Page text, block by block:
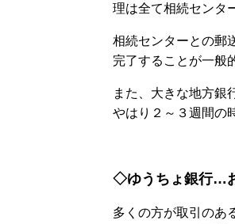
理は全て相続センタ
相続センターとの郵
完了することが一般
また、大きな地方銀
やはり２～３週間の
◇ゆうちょ銀行…
多くの方が取引のあ